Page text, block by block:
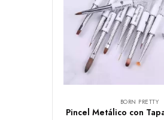
BORN PRETTY
Pincel Metálico con